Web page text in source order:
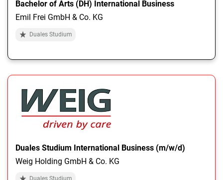
Bachelor of Arts (DH) International Business
Emil Frei GmbH & Co. KG
Duales Studium
Duales Studium International Business (m/w/d)
Weig Holding GmbH & Co. KG
Duales Studium